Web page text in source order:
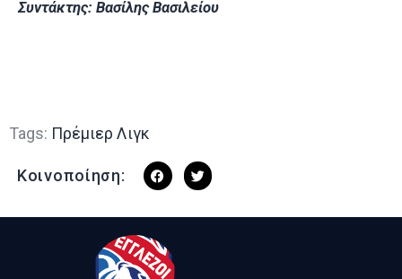
Συντάκτης: Βασίλης Βασιλείου
Tags: Πρέμιερ Λιγκ
Κοινοποίηση: